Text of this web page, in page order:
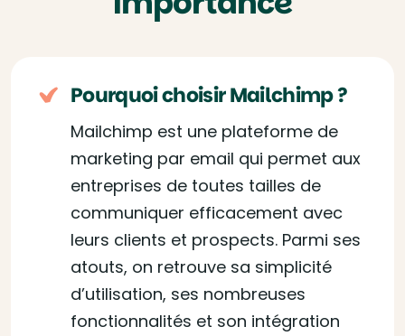
Pourquoi choisir Mailchimp ?
Mailchimp est une plateforme de
marketing par email qui permet aux
entreprises de toutes tailles de
communiquer efficacement avec
leurs clients et prospects. Parmi ses
atouts, on retrouve sa simplicité
d’utilisation, ses nombreuses
fonctionnalités et son intégration